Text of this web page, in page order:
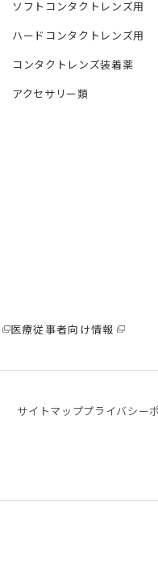
ソフトコンタクトレンズ用
ハードコンタクトレンズ用
コンタクトレンズ装着薬
アクセサリー類
医療従事者向け情報
サイトマッププライバシー